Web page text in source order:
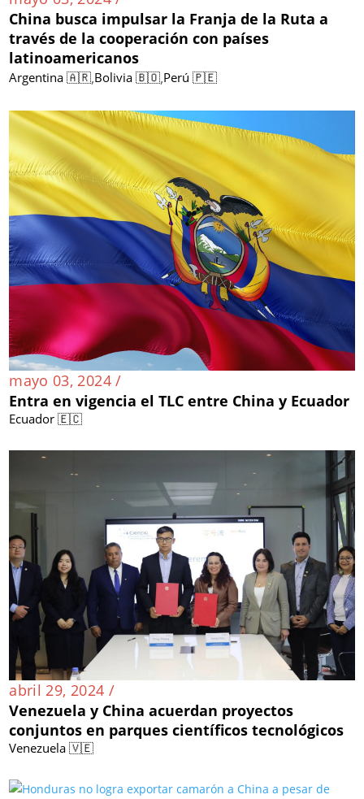
China busca impulsar la Franja de la Ruta a
través de la cooperación con países
latinoamericanos
Argentina 🇦🇷,Bolivia 🇧🇴,Perú 🇵🇪
mayo 03, 2024 /
Entra en vigencia el TLC entre China y Ecuador
Ecuador 🇪🇨
abril 29, 2024 /
Venezuela y China acuerdan proyectos
conjuntos en parques científicos tecnológicos
Venezuela 🇻🇪